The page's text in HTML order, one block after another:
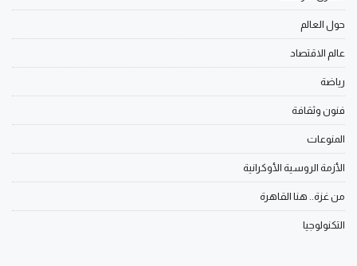
حول العالم
عالم الاقتصاد
رياضة
فنون وثقافة
المنوعات
الأزمة الروسية الأوكرانية
من غزة.. هنا القاهرة
التكنولوجيا